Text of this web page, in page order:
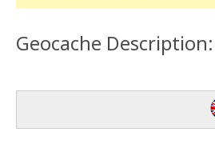
Geocache Description: